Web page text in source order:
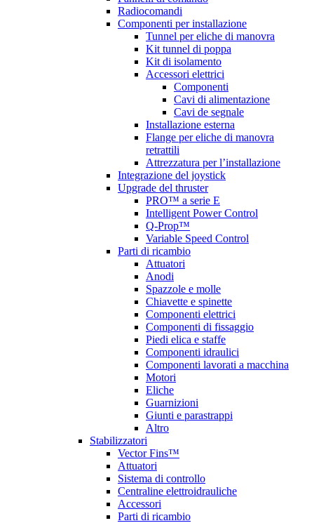
Radiocomandi
Componenti per installazione
Tunnel per eliche di manovra
Kit tunnel di poppa
Kit di isolamento
Accessori elettrici
Componenti
Cavi di alimentazione
Cavi de segnale
Installazione esterna
Flange per eliche di manovra
retrattili
Attrezzatura per l’installazione
Integrazione del joystick
Upgrade del thruster
PRO™ a serie E
Intelligent Power Control
Q-Prop™
Variable Speed Control
Parti di ricambio
Attuatori
Anodi
Spazzole e molle
Chiavette e spinette
Componenti elettrici
Componenti di fissaggio
Piedi elica e staffe
Componenti idraulici
Componenti lavorati a macchina
Motori
Eliche
Guarnizioni
Giunti e parastrappi
Altro
Stabilizzatori
Vector Fins™
Attuatori
Sistema di controllo
Centraline elettroidrauliche
Accessori
Parti di ricambio